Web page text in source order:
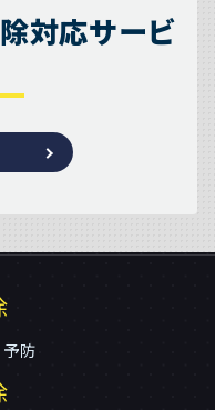
対応サービ
防